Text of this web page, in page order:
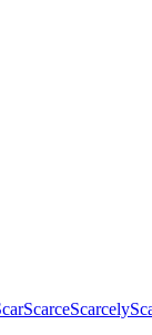
ScarceScarcely